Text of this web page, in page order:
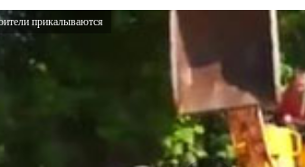
прикалываются